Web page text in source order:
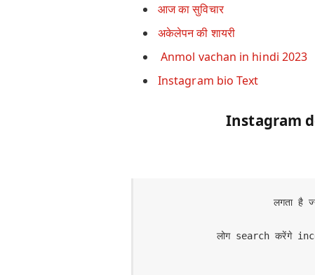
आज का सुविचार
अकेलेपन की शायरी
Anmol vachan in hindi 2023
Instagram bio Text
Instagram
लगता है
लोग search करेंगे